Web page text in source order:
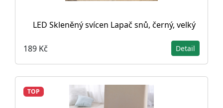
LED Skleněný svícen Lapač snů, černý, velký
189 Kč Detail
TOP